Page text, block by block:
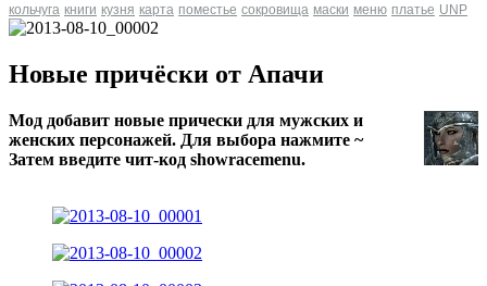
кольчуга книги кузня карта поместье сокровища маски меню платье UNP
Новые причёски от Апачи
Мод добавит новые прически для мужских и
женских персонажей. Для выбора нажмите ~
Затем введите чит-код showracemenu.